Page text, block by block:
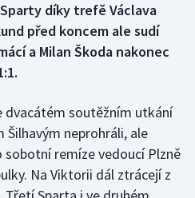
díky trefě Václava
před koncem ale sudí
a Milan Škoda nakonec
dvacátém soutěžním utkání
neprohráli, ale
sobotní remíze vedoucí Plzně
Na Viktorii dál ztrácejí z